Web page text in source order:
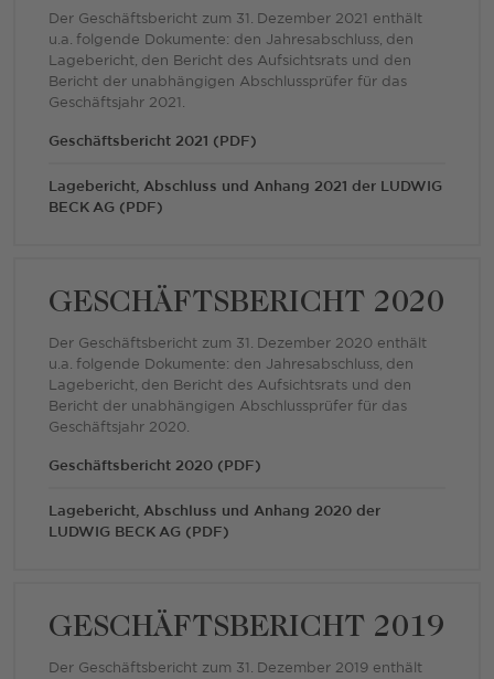
Der Geschäftsbericht zum 31. Dezember 2021 enthält
u.a. folgende Dokumente: den Jahresabschluss, den
Lagebericht, den Bericht des Aufsichtsrats und den
Bericht der unabhängigen Abschlussprüfer für das
Geschäftsjahr 2021.
Geschäftsbericht 2021 (PDF)
Lagebericht, Abschluss und Anhang 2021 der LUDWIG
BECK AG (PDF)
GESCHÄFTSBERICHT 2020
Der Geschäftsbericht zum 31. Dezember 2020 enthält
u.a. folgende Dokumente: den Jahresabschluss, den
Lagebericht, den Bericht des Aufsichtsrats und den
Bericht der unabhängigen Abschlussprüfer für das
Geschäftsjahr 2020.
Geschäftsbericht 2020 (PDF)
Lagebericht, Abschluss und Anhang 2020 der
LUDWIG BECK AG (PDF)
GESCHÄFTSBERICHT 2019
Der Geschäftsbericht zum 31. Dezember 2019 enthält